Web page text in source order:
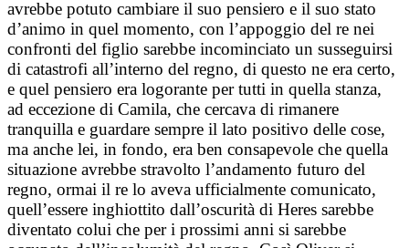
avrebbe potuto cambiare il suo pensiero e il suo stato
d’animo in quel momento, con l’appoggio del re nei
confronti del figlio sarebbe incominciato un susseguirsi
di catastrofi all’interno del regno, di questo ne era certo,
e quel pensiero era logorante per tutti in quella stanza,
ad eccezione di Camila, che cercava di rimanere
tranquilla e guardare sempre il lato positivo delle cose,
ma anche lei, in fondo, era ben consapevole che quella
situazione avrebbe stravolto l’andamento futuro del
regno, ormai il re lo aveva ufficialmente comunicato,
quell’essere inghiottito dall’oscurità di Heres sarebbe
diventato colui che per i prossimi anni si sarebbe